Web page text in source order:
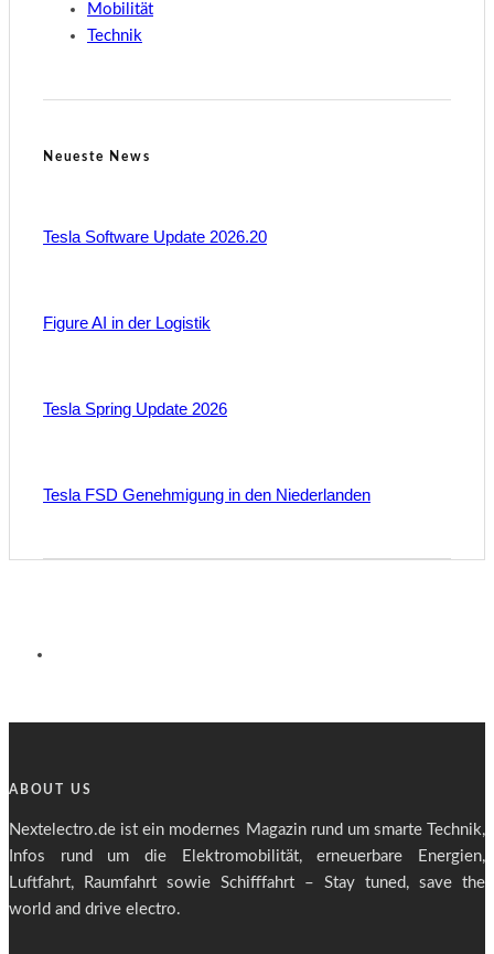
Mobilität
Technik
Neueste News
Tesla Software Update 2026.20
Figure AI in der Logistik
Tesla Spring Update 2026
Tesla FSD Genehmigung in den Niederlanden
ABOUT US
Nextelectro.de ist ein modernes Magazin rund um smarte Technik,
Infos rund um die Elektromobilität, erneuerbare Energien,
Luftfahrt, Raumfahrt sowie Schifffahrt – Stay tuned, save the
world and drive electro.